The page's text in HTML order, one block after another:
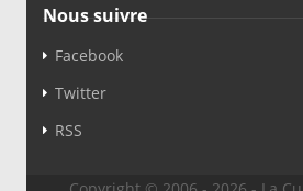
Nous suivre
Facebook
Twitter
RSS